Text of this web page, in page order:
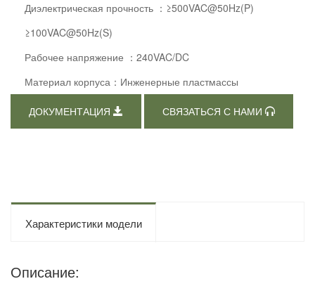
Диэлектрическая прочность ：≥500VAC@50Hz(P)
≥100VAC@50Hz(S)
Рабочее напряжение ：240VAC/DC
Материал корпуса：Инженерные пластмассы
ДОКУМЕНТАЦИЯ СВЯЗАТЬСЯ С НАМИ
Характеристики модели
Описание: